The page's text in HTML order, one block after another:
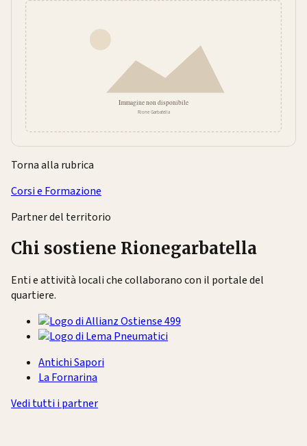
Torna alla rubrica
Corsi e Formazione
Partner del territorio
Chi sostiene Rionegarbatella
Enti e attività locali che collaborano con il portale del
quartiere.
Antichi Sapori
La Fornarina
Vedi tutti i partner